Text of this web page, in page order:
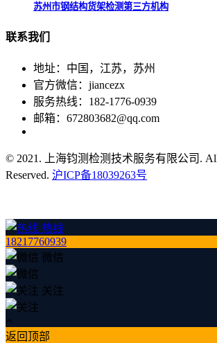
苏州市钢结构货架检测第三方机构
联系我们
地址：中国，江苏，苏州
官方微信：jiancezx
服务热线：182-1776-0939
邮箱：672803682@qq.com
© 2021. 上海钧测检测技术服务有限公司.
Reserved. 沪ICP备18039263号
热线
18217760939
微信
关注
返回顶部